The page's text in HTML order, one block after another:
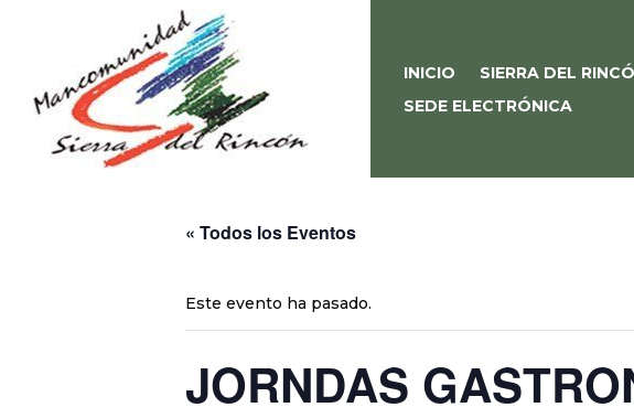
INICIO SIERRA DEL
SEDE ELECTRÓNICA
« Todos los Eventos
Este evento ha pasado.
JORNDAS